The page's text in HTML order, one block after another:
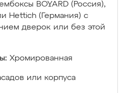
BOYARD (Россия),
Hettich (Германия) с
дверок или без этой
Хромированная
или корпуса